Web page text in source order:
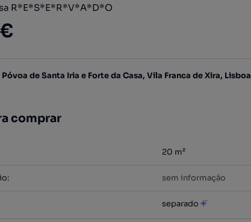
R*E*S*E*R*V*A*D*O
de Santa Iria e Forte da Casa, Vila Franca de Xira, Lisboa
comprar
20 m²
: sem informação
separado